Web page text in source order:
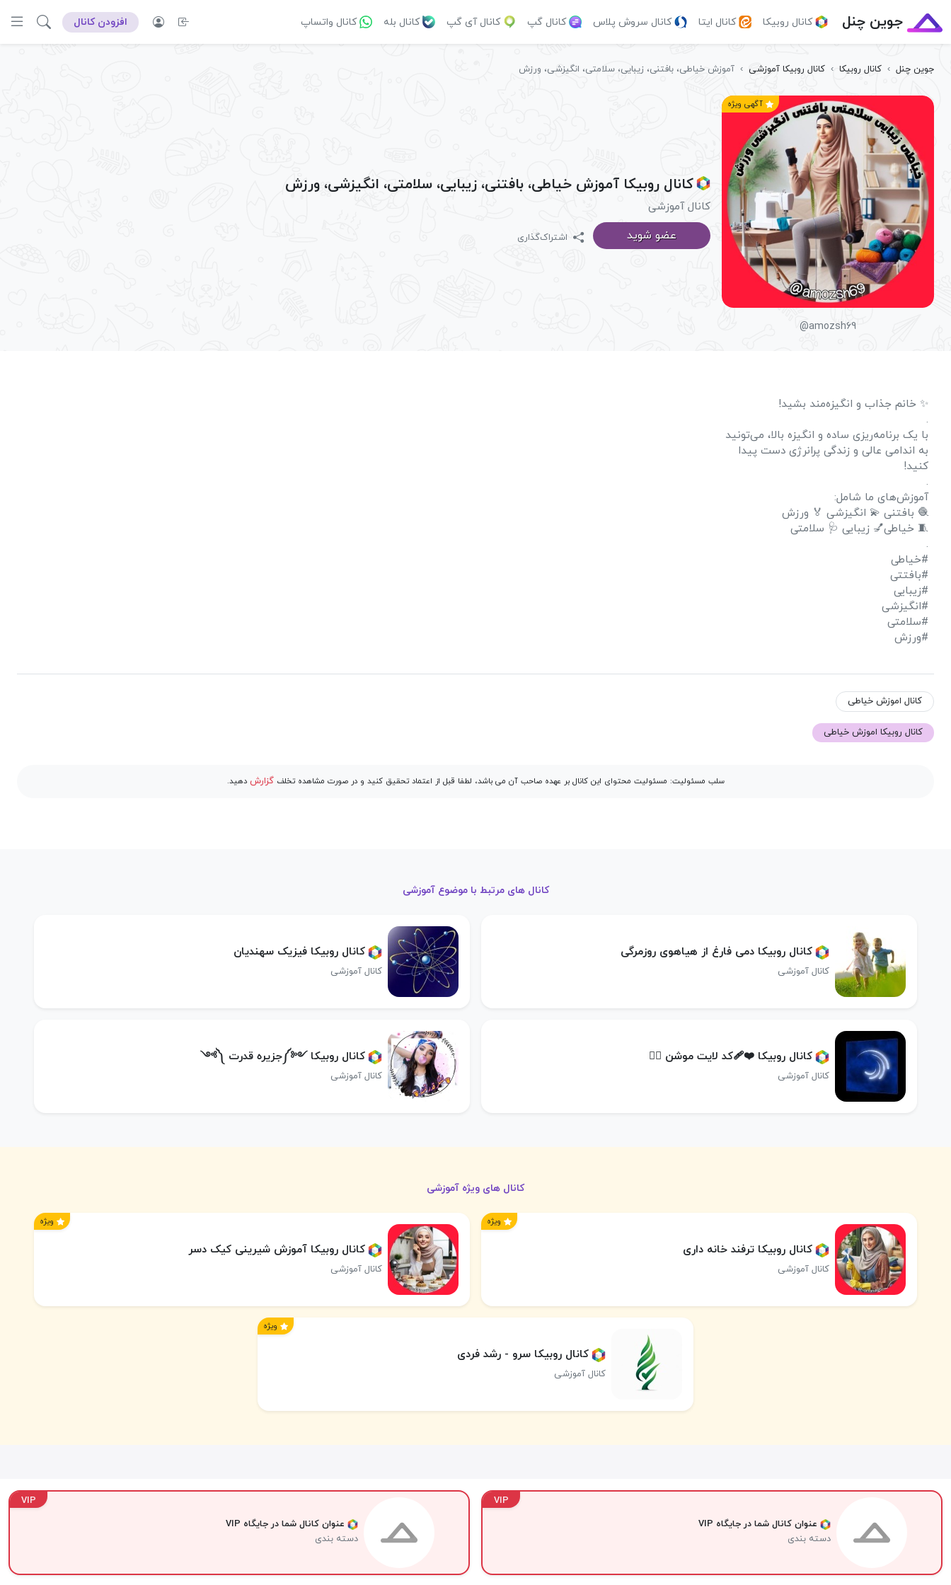
جوین چنل کانال روبیکا کانال ایتا کانال سروش پلاس کانال گپ کانال آی گپ کانال بله کانال واتساپ افزودن کانال
جوین چنل › کانال روبیکا › کانال روبیکا آموزشی › آموزش خیاطی، بافتنی، زیبایی، سلامتی، انگیزشی، ورزش
آگهی ویژه
@amozsh69
کانال روبیکا آموزش خیاطی، بافتنی، زیبایی، سلامتی، انگیزشی، ورزش
کانال آموزشی
عضو شوید
اشتراک‌گذاری
✨ خانم جذاب و انگیزه‌مند بشید!
.
با یک برنامه‌ریزی ساده و انگیزه بالا، می‌تونید
به اندامی عالی و زندگی پرانرژی دست پیدا
کنید!
.
آموزش‌های ما شامل:
🧶 بافتنی 💫 انگیزشی 🏅 ورزش
🧵 خیاطی💅 زیبایی 🩺 سلامتی
.
#خیاطی
#بافتتی
#زیبایی
#انگیزشی
#سلامتی
#ورزش
کانال اموزش خیاطی
کانال روبیکا اموزش خیاطی
سلب مسئولیت: مسئولیت محتوای این کانال بر عهده صاحب آن می باشد، لطفا قبل از اعتماد تحقیق کنید و در صورت مشاهده تخلفگزارش دهید.
کانال های مرتبط با موضوع آموزشی
کانال روبیکا دمی فارغ از هیاهوی روزمرگی
کانال آموزشی
کانال روبیکا فیزیک سهندیان
کانال آموزشی
کانال روبیکا ❤️‍🩹کد لایت موشن ❤️‍🔥
کانال آموزشی
کانال روبیکا ༺༽جزیره قدرت ༼༻
کانال آموزشی
کانال های ویژه آموزشی
ویژه
کانال روبیکا ترفند خانه داری
کانال آموزشی
ویژه
کانال روبیکا آموزش شیرینی کیک دسر
کانال آموزشی
ویژه
کانال روبیکا سرو - رشد فردی
کانال آموزشی
VIP
عنوان کانال شما در جایگاه VIP
دسته بندی
VIP
عنوان کانال شما در جایگاه VIP
دسته بندی